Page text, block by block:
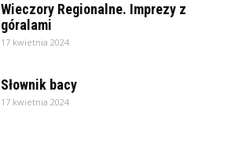
Wieczory Regionalne. Imprezy z
góralami
17 kwietnia 2024
Słownik bacy
17 kwietnia 2024